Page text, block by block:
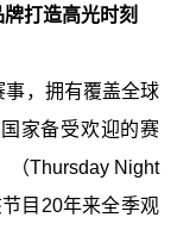
打造高光时刻
，拥有覆盖全球
家备受欢迎的赛
（Thursday Night
目20年来全季观